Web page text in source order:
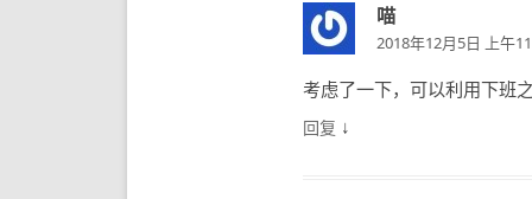
喵
2018年12月5日 上午
考虑了一下，可以利用下班
回复 ↓